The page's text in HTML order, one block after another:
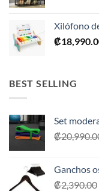
Xilófono
₡
BEST SELLING
Set
₡
Ganchos
₡2,390.00